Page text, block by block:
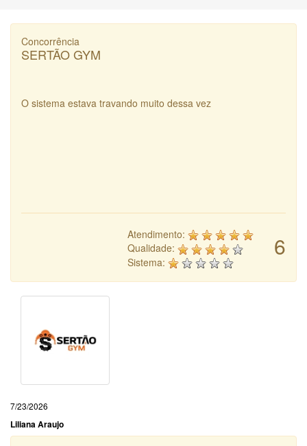
Concorrência
SERTÃO GYM
O sistema estava travando muito dessa vez
6
Atendimento:
Qualidade:
Sistema:
7/23/2026
Liliana Araujo